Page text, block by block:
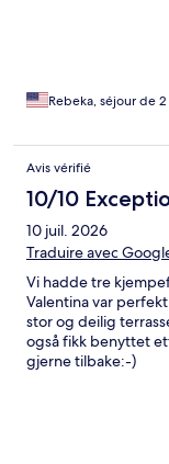
Rebeka, séjour de
Avis vérifié
10/10
10 juil. 2026
Traduire avec
Vi hadde tre
Valentina var
stor og deilig
også fikk benyttet
gjerne tilbake:-)